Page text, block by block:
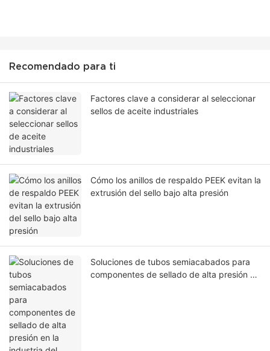
Recomendado para ti
Factores clave a considerar al seleccionar
sellos de aceite industriales
Cómo los anillos de respaldo PEEK evitan la
extrusión del sello bajo alta presión
Soluciones de tubos semiacabados para
componentes de sellado de alta presión en